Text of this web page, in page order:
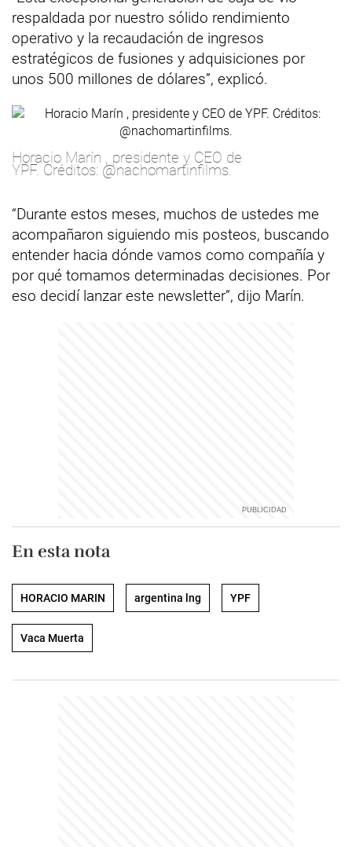
respaldada por nuestro sólido rendimiento
operativo y la recaudación de ingresos
estratégicos de fusiones y adquisiciones por
unos 500 millones de dólares”, explicó.
Horacio Marín , presidente y CEO de
YPF. Créditos: @nachomartinfilms.
“Durante estos meses, muchos de ustedes me
acompañaron siguiendo mis posteos, buscando
entender hacia dónde vamos como compañía y
por qué tomamos determinadas decisiones. Por
eso decidí lanzar este newsletter”, dijo Marín.
En esta nota
HORACIO MARIN argentina lng YPF
Vaca Muerta